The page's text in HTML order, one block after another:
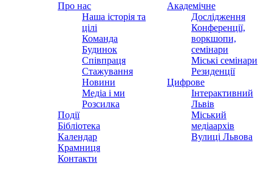
Про нас
Наша історія та
цілі
Команда
Будинок
Співпраця
Стажування
Новини
Медіа і ми
Розсилка
Події
Бібліотека
Календар
Крамниця
Контакти
Академічне
Дослідження
Конференції,
воркшопи,
семінари
Міські семінари
Резиденції
Цифрове
Інтерактивний
Львів
Міський
медіаархів
Вулиці Львова